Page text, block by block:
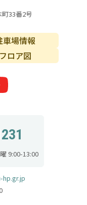
33番2号
車場情報
フロア図
9:00-13:00
hp.gr.jp